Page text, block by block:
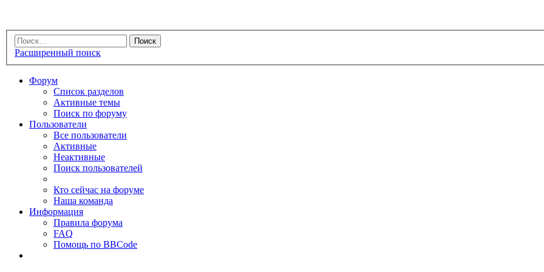
Расширенный поиск
Форум
Список разделов
Активные темы
Поиск по форуму
Пользователи
Все пользователи
Активные
Неактивные
Поиск пользователей
Кто сейчас на форуме
Наша команда
Информация
Правила форума
FAQ
Помощь по BBCode